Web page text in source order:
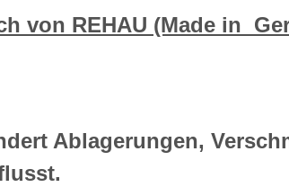
von REHAU (Made in
Ablagerungen,